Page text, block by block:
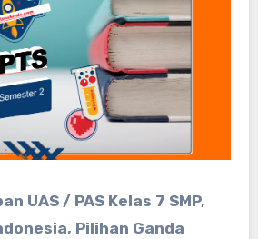
UAS / PAS Kelas 7 SMP,
Pilihan Ganda